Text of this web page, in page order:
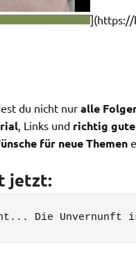
](https://
du nicht nuralle
, Links und richtig
für neue Themen
jetzt: